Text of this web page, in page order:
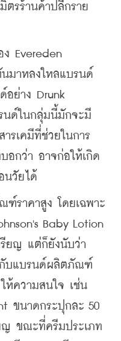
ตรร้านค้าปลีกราย
Evereden
มาหลงใหลแบรนด์
อย่าง Drunk
นด์ในกลุ่มนี้มักจะมี
รเคมีที่ช่วยในการ
อกว่า อาจก่อให้เกิด
นวัยได้
าคาสูง โดยเฉพาะ
Baby Lotion
รียญ แต่ก็ยังนับว่า
กับแบรนด์ผลิตภัณฑ์
ห้ความสนใจ เช่น
ขนาดกระปุกละ 50
ญ ขณะที่ครีมประเภท